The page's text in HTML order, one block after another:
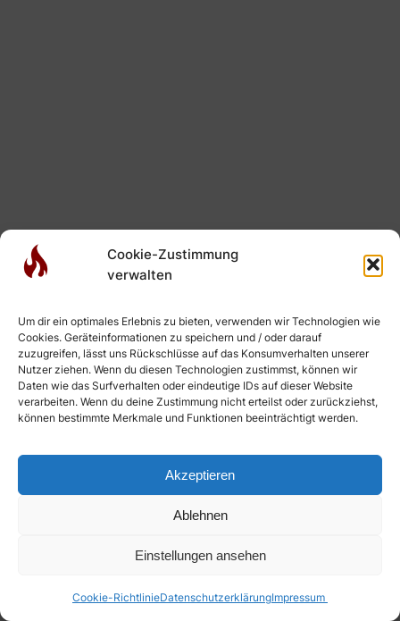
Cookie-Zustimmung
verwalten
Um dir ein optimales Erlebnis zu bieten, verwenden wir Technologien wie
Cookies. Geräteinformationen zu speichern und / oder darauf
zuzugreifen, lässt uns Rückschlüsse auf das Konsumverhalten unserer
Nutzer ziehen. Wenn du diesen Technologien zustimmst, können wir
Daten wie das Surfverhalten oder eindeutige IDs auf dieser Website
verarbeiten. Wenn du deine Zustimmung nicht erteilst oder zurückziehst,
können bestimmte Merkmale und Funktionen beeinträchtigt werden.
Akzeptieren
Ablehnen
Einstellungen ansehen
Cookie-RichtlinieDatenschutzerklärungImpressum